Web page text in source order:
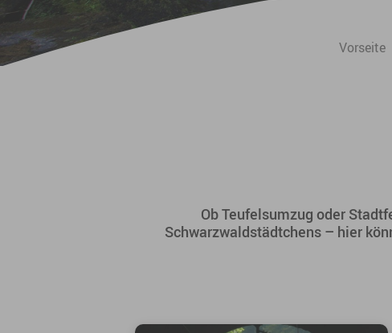
Sie sind hier:
Vorseite
Ob Teufelsumzug oder
Schwarzwaldstädtchens – hier